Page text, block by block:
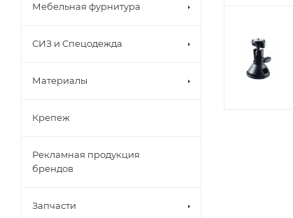
Мебельная фурнитура
СИЗ и Спецодежда
Материалы
Крепеж
Рекламная продукция
брендов
Запчасти